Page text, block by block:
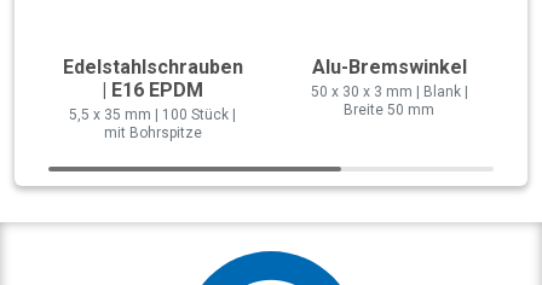
Edelstahlschrauben
| E16 EPDM
5,5 x 35 mm | 100 Stück |
mit Bohrspitze
Alu-Bremswinkel
50 x 30 x 3 mm | Blank |
Breite 50 mm